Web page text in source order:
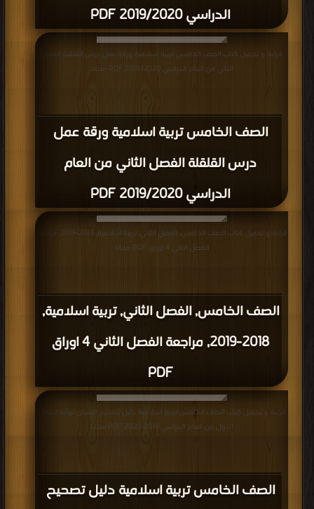
الدراسي 2019/2020 PDF
الصف الخامس تربية اسلامية ورقة عمل
درس القلقلة الفصل الثاني من العام
الدراسي 2019/2020 PDF
قراءة و تحميل كتاب الصف الخامس تربية اسلامية ورقة عمل درس القلقلة الفصل
الثاني من العام الدراسي 2019/2020 PDF مجانا
الصف الخامس, الفصل الثاني, تربية اسلامية,
2018-2019, مراجعة الفصل الثاني 4 اوراق
PDF
قراءة و تحميل كتاب الصف الخامس, الفصل الثاني, تربية اسلامية, 2018-2019, مراجعة
الفصل الثاني 4 اوراق PDF مجانا
الصف الخامس تربية اسلامية دليل تصحيح
قراءة و تحميل كتاب الصف الخامس تربية اسلامية دليل تصحيح امتحان نهاية الفصل
الأول من العام الدراسي 2019-2020 PDF مجانا